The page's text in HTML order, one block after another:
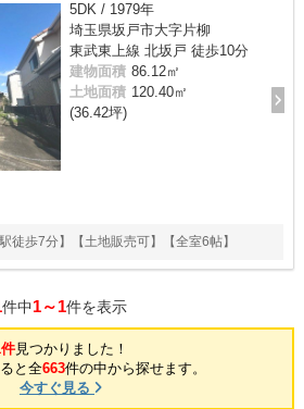
5DK / 1979年
埼玉県坂戸市大字片柳
東武東上線 北坂戸 徒歩10分
建物面積 86.12㎡
土地面積 120.40㎡
(36.42坪)
徒歩7分】【土地販売可】【全室6帖】
件中1～1件を表示
見つかりました！
と全663件の中から探せます。
今すぐ見る